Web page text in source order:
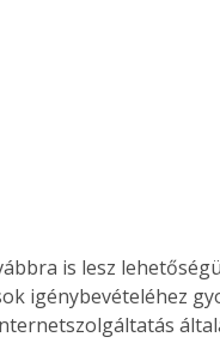
is lesz
igénybevételéhez